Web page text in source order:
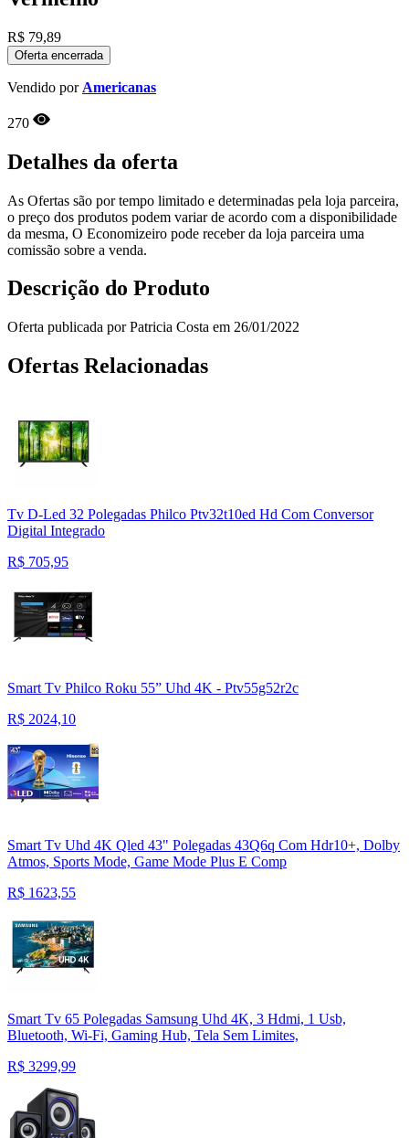
R$ 79,89
Oferta encerrada
Vendido por Americanas
270
Detalhes da oferta
As Ofertas são por tempo limitado e determinadas pela loja parceira,
o preço dos produtos podem variar de acordo com a disponibilidade
da mesma, O Economizeiro pode receber da loja parceira uma
comissão sobre a venda.
Descrição do Produto
Oferta publicada por Patricia Costa em 26/01/2022
Ofertas Relacionadas
Tv D-Led 32 Polegadas Philco Ptv32t10ed Hd Com Conversor
Digital Integrado
R$ 705,95
Smart Tv Philco Roku 55” Uhd 4K - Ptv55g52r2c
R$ 2024,10
Smart Tv Uhd 4K Qled 43" Polegadas 43Q6q Com Hdr10+, Dolby
Atmos, Sports Mode, Game Mode Plus E Comp
R$ 1623,55
Smart Tv 65 Polegadas Samsung Uhd 4K, 3 Hdmi, 1 Usb,
Bluetooth, Wi-Fi, Gaming Hub, Tela Sem Limites,
R$ 3299,99